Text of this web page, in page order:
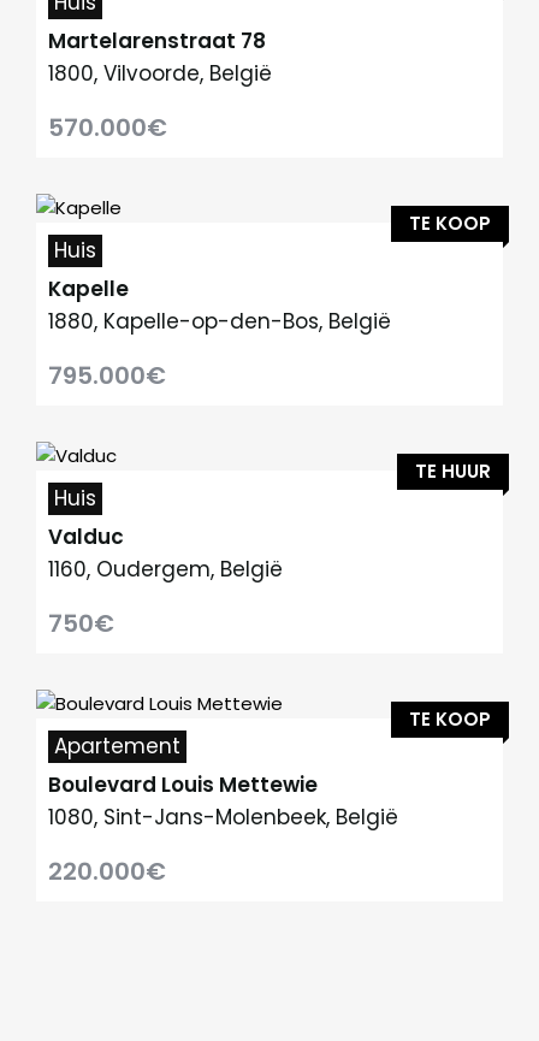
Martelarenstraat 78
1800, Vilvoorde, België
570.000€
TE KOOP
Huis
Kapelle
1880, Kapelle-op-den-Bos, België
795.000€
TE HUUR
Huis
Valduc
1160, Oudergem, België
750€
TE KOOP
Apartement
Boulevard Louis Mettewie
1080, Sint-Jans-Molenbeek, België
220.000€